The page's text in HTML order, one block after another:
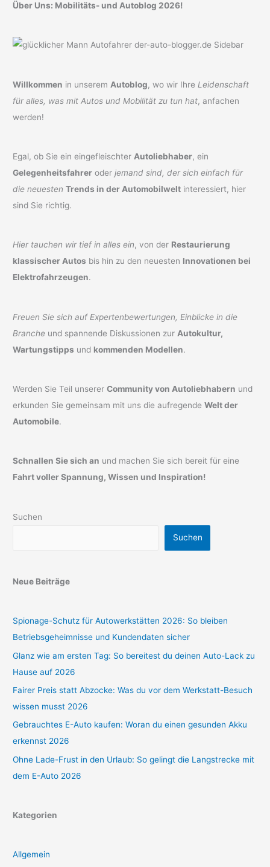
Über Uns: Mobilitäts- und Autoblog 2026!
Willkommen in unserem Autoblog, wo wir Ihre Leidenschaft
für alles, was mit Autos und Mobilität zu tun hat, anfachen
werden!
Egal, ob Sie ein eingefleischter Autoliebhaber, ein
Gelegenheitsfahrer oderjemand sind, der sich einfach für
die neuesten Trends in der Automobilwelt interessiert, hier
sind Sie richtig.
Hier tauchen wir tief in alles ein, von der Restaurierung
klassischer Autos bis hin zu den neuesten Innovationen bei
Elektrofahrzeugen.
Freuen Sie sich auf Expertenbewertungen, Einblicke in die
Branche und spannende Diskussionen zur Autokultur,
Wartungstipps und kommenden Modellen.
Werden Sie Teil unsererCommunity von Autoliebhabern und
erkunden Sie gemeinsam mit uns die aufregendeWelt der
Automobile.
Schnallen Sie sich an und machen Sie sich bereit für eine
Fahrt voller Spannung, Wissen und Inspiration!
Suchen
Suchen
Neue Beiträge
Spionage-Schutz für Autowerkstätten 2026: So bleiben
Betriebsgeheimnisse und Kundendaten sicher
Glanz wie am ersten Tag: So bereitest du deinen Auto-Lack zu
Hause auf 2026
Fairer Preis statt Abzocke: Was du vor dem Werkstatt-Besuch
wissen musst 2026
Gebrauchtes E-Auto kaufen: Woran du einen gesunden Akku
erkennst 2026
Ohne Lade-Frust in den Urlaub: So gelingt die Langstrecke mit
dem E-Auto 2026
Kategorien
Allgemein